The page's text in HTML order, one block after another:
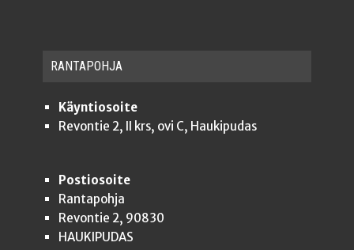
RAN­TA­POH­JA
Käyntiosoite
Revontie 2, II krs, ovi C, Haukipudas
Postiosoite
Rantapohja
Revontie 2, 90830
HAUKIPUDAS